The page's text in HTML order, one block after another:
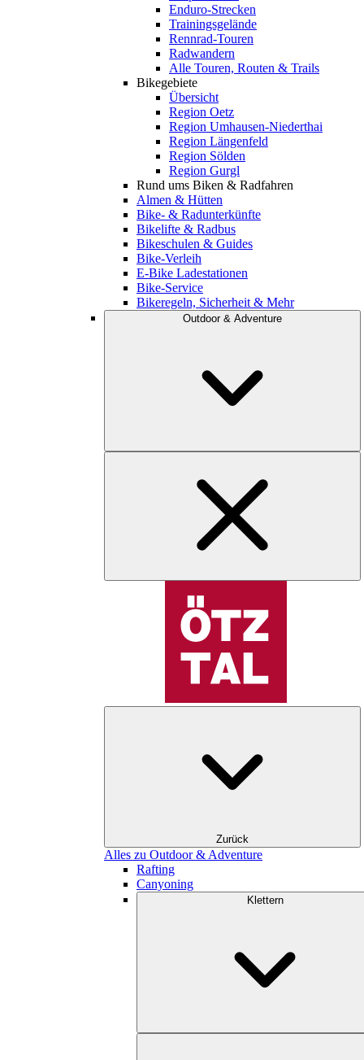
Enduro-Strecken
Trainingsgelände
Rennrad-Touren
Radwandern
Alle Touren, Routen & Trails
Bikegebiete
Übersicht
Region Oetz
Region Umhausen-Niederthai
Region Längenfeld
Region Sölden
Region Gurgl
Rund ums Biken & Radfahren
Almen & Hütten
Bike- & Radunterkünfte
Bikelifte & Radbus
Bikeschulen & Guides
Bike-Verleih
E-Bike Ladestationen
Bike-Service
Bikeregeln, Sicherheit & Mehr
Outdoor & Adventure
Zurück
Alles zu Outdoor & Adventure
Rafting
Canyoning
Klettern